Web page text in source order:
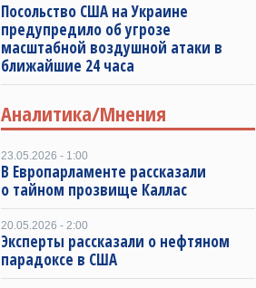
Посольство США на Украине
предупредило об угрозе
масштабной воздушной атаки в
ближайшие 24 часа
Аналитика/Мнения
23.05.2026 - 1:00
В Европарламенте рассказали
о тайном прозвище Каллас
20.05.2026 - 2:00
Эксперты рассказали о нефтяном
парадоксе в США